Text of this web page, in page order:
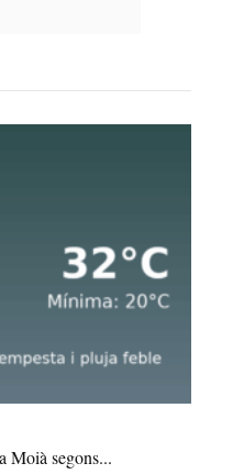
Moià segons...